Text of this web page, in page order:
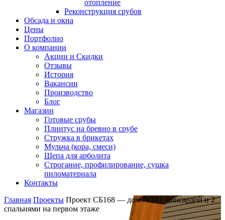
отопление
Реконструкция срубов
Обсада и окна
Цены
Портфолио
О компании
Акции и Скидки
Отзывы
История
Вакансии
Производство
Блог
Магазин
Готовые срубы
Плинтус на бревно в срубе
Стружка в брикетах
Мульча (кора, смеси)
Щепа для арболита
Строгание, профилирование, сушка
пиломатериала
Контакты
Главная Проекты Проект СБ168 — дом 7х10 с мансардой и 2
спальнями на первом этаже